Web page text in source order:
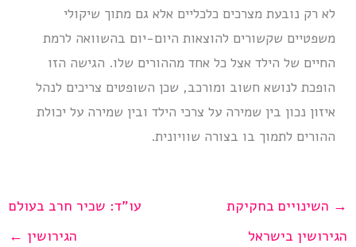
לא רק נובעת מצרכים כלכליים אלא גם מתוך שיקולי
משפטיים שקשורים להוצאות היום-יום בהשוואה לרמת
החיים של הילד אצל כל אחד מההורים שלו. הגישה הזו
הופכת לנושא חשוב ומורכב, שכן השופטים צריכים לנהל
איזון נכון בין שמירה על צרכי הילד ובין שמירה על יכולת
ההורים לתמוך בו בצורה שוויונית.
עו”ד: שכיר חרב בעולם
הגירושין ←
→ השינויים בחקיקת
הגירושין בישראל